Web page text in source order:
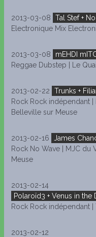
2013-03-08
Tal Stef +
Electronique Mix
2013-03-08
mEHDI
Reggae Dubstep | Le
2013-02-22
Trunks +
Rock Rock indépendant
Belleville sur Meuse
2013-02-16
James
Rock No Wave | MJC du
Meuse
2013-02-14
Polaroïd3 + Venus in the
Rock Rock indépendant |
2013-02-12